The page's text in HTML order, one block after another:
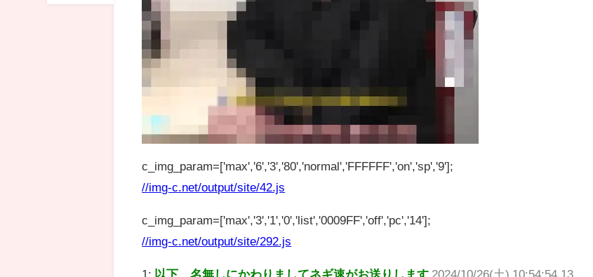
c_img_param=['max','6','3','80','normal','FFFFFF','on','sp','9'];
//img-c.net/output/site/42.js
c_img_param=['max','3','1','0','list','0009FF','off','pc','14'];
//img-c.net/output/site/292.js
1: 以下、名無しにかわりましてネギ速がお送りします 2024/10/26(土) 10:54:54.13